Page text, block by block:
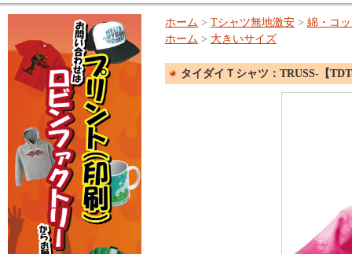
ホーム > Tシャツ無地激安 > 綿・コ
ホーム > 大きいサイズ
タイダイＴシャツ：TRUSS-【